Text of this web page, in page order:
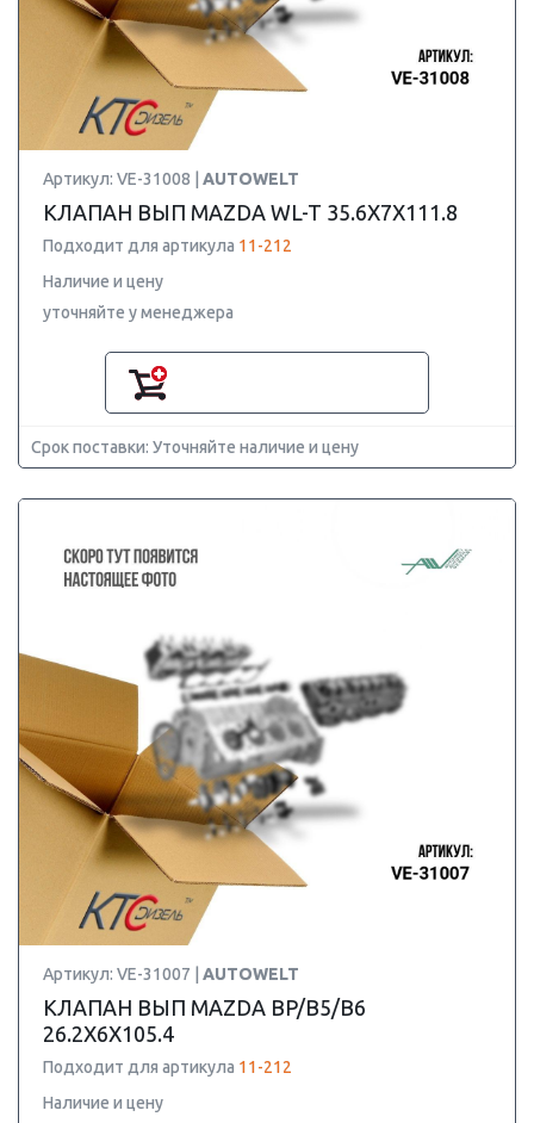
Артикул: VE-31008 | AUTOWELT
КЛАПАН ВЫП MAZDA WL-T 35.6X7X111.8
Подходит для артикула 11-212
Наличие и цену
уточняйте у менеджера
Срок поставки: Уточняйте наличие и цену
Артикул: VE-31007 | AUTOWELT
КЛАПАН ВЫП MAZDA BP/B5/B6
26.2X6X105.4
Подходит для артикула 11-212
Наличие и цену